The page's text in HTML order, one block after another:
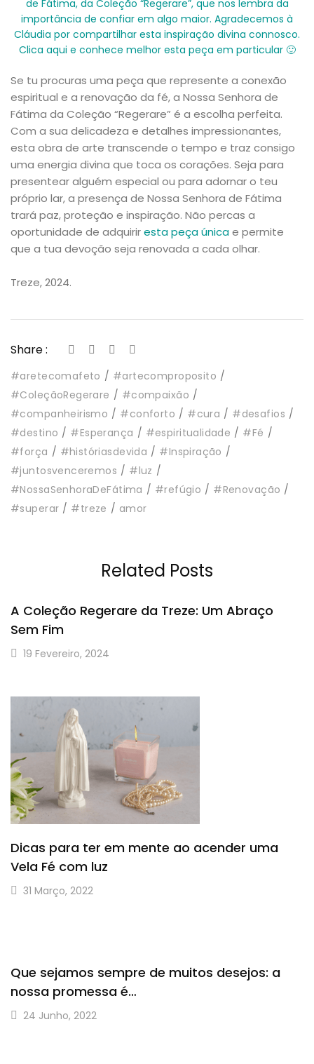
de Fátima, da Coleção “Regerare”, que nos lembra da
importância de confiar em algo maior. Agradecemos à
Cláudia por compartilhar esta inspiração divina connosco.
Clica aqui e conhece melhor esta peça em particular 🙂
Se tu procuras uma peça que represente a conexão
espiritual e a renovação da fé, a Nossa Senhora de
Fátima da Coleção “Regerare” é a escolha perfeita.
Com a sua delicadeza e detalhes impressionantes,
esta obra de arte transcende o tempo e traz consigo
uma energia divina que toca os corações. Seja para
presentear alguém especial ou para adornar o teu
próprio lar, a presença de Nossa Senhora de Fátima
trará paz, proteção e inspiração. Não percas a
oportunidade de adquiriresta peça únicae permite
que a tua devoção seja renovada a cada olhar.
Treze, 2024.
Share :
#aretecomafeto
#artecomproposito
#ColeçãoRegerare
#compaixão
#companheirismo
#conforto #cura
#desafios
#destino
#Esperança #espiritualidade
#Fé
#força
#históriasdevida
#Inspiração
#juntosvenceremos
#luz
#NossaSenhoraDeFátima
#refúgio
#Renovação
#superar
#treze amor
Related Posts
A Coleção Regerare da Treze: Um Abraço
Sem Fim
19 Fevereiro, 2024
Dicas para ter em mente ao acender uma
Vela Fé com luz
31 Março, 2022
Que sejamos sempre de muitos desejos: a
nossa promessa é…
24 Junho, 2022